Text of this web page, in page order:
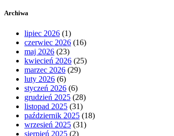
Archiwa
lipiec 2026 (1)
czerwiec 2026 (16)
maj 2026 (23)
kwiecień 2026 (25)
marzec 2026 (29)
luty 2026 (6)
styczeń 2026 (6)
grudzień 2025 (28)
listopad 2025 (31)
październik 2025 (18)
wrzesień 2025 (31)
sierpień 2025 (2)